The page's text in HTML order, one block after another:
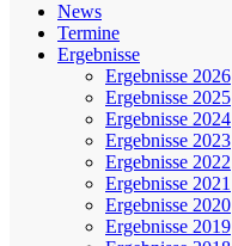
News
Termine
Ergebnisse
Ergebnisse 2026
Ergebnisse 2025
Ergebnisse 2024
Ergebnisse 2023
Ergebnisse 2022
Ergebnisse 2021
Ergebnisse 2020
Ergebnisse 2019